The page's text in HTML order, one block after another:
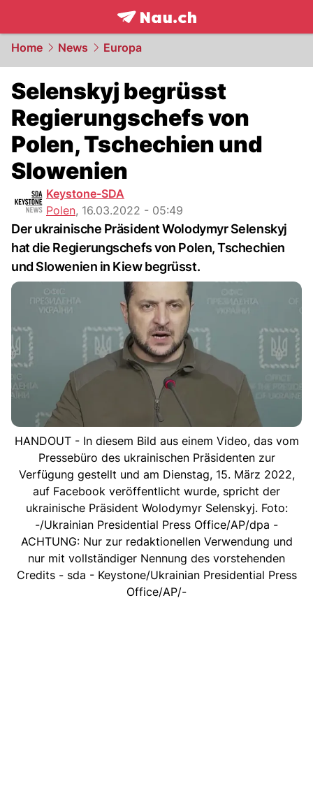
frontpage.NAU.ch
Home News Europa
Selenskyj begrüsst
Regierungschefs von
Polen, Tschechien und
Slowenien
Keystone-SDA
Polen, 16.03.2022 - 05:49
Der ukrainische Präsident Wolodymyr Selenskyj
hat die Regierungschefs von Polen, Tschechien
und Slowenien in Kiew begrüsst.
HANDOUT - In diesem Bild aus einem Video, das vom
Pressebüro des ukrainischen Präsidenten zur
Verfügung gestellt und am Dienstag, 15. März 2022,
auf Facebook veröffentlicht wurde, spricht der
ukrainische Präsident Wolodymyr Selenskyj. Foto:
-/Ukrainian Presidential Press Office/AP/dpa -
ACHTUNG: Nur zur redaktionellen Verwendung und
nur mit vollständiger Nennung des vorstehenden
Credits - sda - Keystone/Ukrainian Presidential Press
Office/AP/-